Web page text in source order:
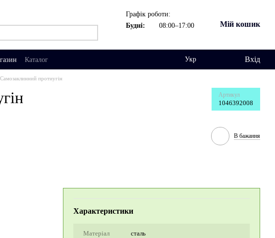
Графік роботи:
Будні:
08:00–17:00 Мій кошик
Каталог Укр Вхід
Самозаклинний протиугін
Артикул
1046392008
В бажання
Характеристики
Матеріал сталь